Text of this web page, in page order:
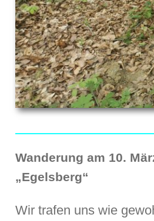
Wanderung am 10.
„Egelsberg“
Wir trafen uns wie